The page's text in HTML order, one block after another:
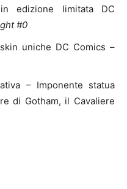
edizione limitata DC
#0
uniche DC Comics –
– Imponente statua
di Gotham, il Cavaliere